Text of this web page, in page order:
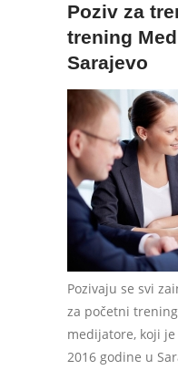
Poziv za
trening
Sarajevo
Pozivaju se svi
za početni
medijatore, koji
2016 godine u